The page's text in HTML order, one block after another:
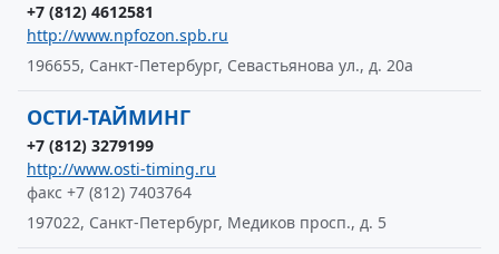
+7 (812) 4612581
http://www.npfozon.spb.ru
196655, Санкт-Петербург, Севастьянова ул., д. 20а
ОСТИ-ТАЙМИНГ
+7 (812) 3279199
http://www.osti-timing.ru
факс +7 (812) 7403764
197022, Санкт-Петербург, Медиков просп., д. 5